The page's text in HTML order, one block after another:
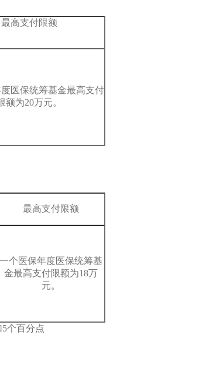
最高支付限额
医保统筹基金最高支付
额为20万元。
最高支付限额
一个医保年度医保统筹基
金最高支付限额为18万
元。
个百分点